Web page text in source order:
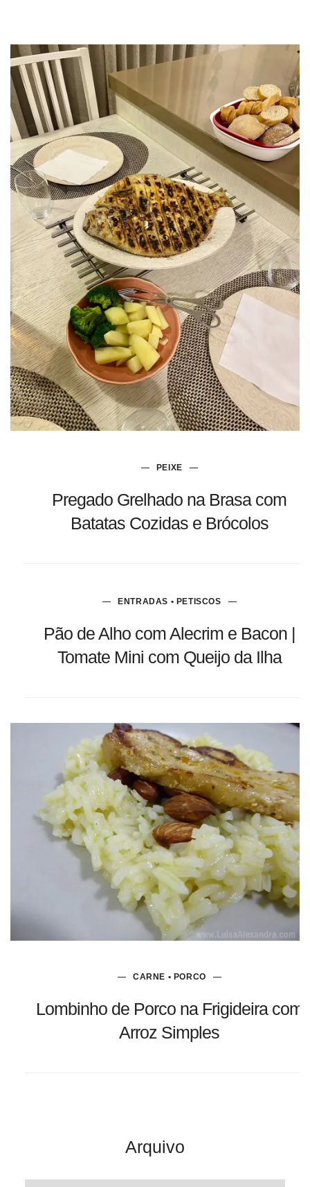
PEIXE
Pregado Grelhado na Brasa com
Batatas Cozidas e Brócolos
ENTRADAS • PETISCOS
Pão de Alho com Alecrim e Bacon |
Tomate Mini com Queijo da Ilha
CARNE • PORCO
Lombinho de Porco na Frigideira com
Arroz Simples
Arquivo